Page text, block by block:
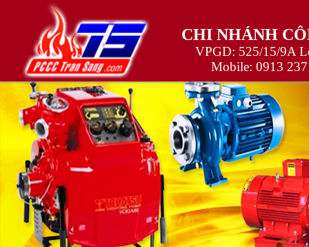
CHI NHÁNH
VPGD: 525/15/9A
Mobile: 0913